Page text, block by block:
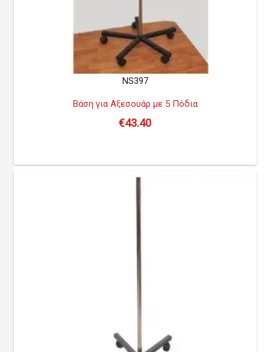
NS397
Βάση για Αξεσουάρ με 5 Πόδια
€43.40